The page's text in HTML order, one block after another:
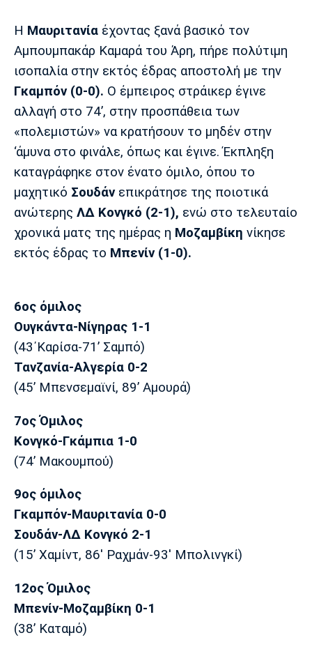
Λίβερπουλ
Μάντσεστερ
Σίτι
Γιουβέντους
Ίντερ Μίλαν Μπάγερν
Μπορούσια
Ντόρτμουντ
Παρί Σεν
Ζερμέν
Μαρσέιγ
Πόρτο
Η Μαυριτανία έχοντας ξανά βασικό τον
Αμπουμπακάρ Καμαρά του Άρη, πήρε πολύτιμη
ισοπαλία στην εκτός έδρας αποστολή με την
Γκαμπόν (0-0). Ο έμπειρος στράικερ έγινε
αλλαγή στο 74’, στην προσπάθεια των
«πολεμιστών» να κρατήσουν το μηδέν στην
‘άμυνα στο φινάλε, όπως και έγινε. Έκπληξη
καταγράφηκε στον ένατο όμιλο, όπου το
μαχητικό Σουδάνεπικράτησε της ποιοτικά
ανώτερης ΛΔ Κονγκό (2-1), ενώ στο τελευταίο
χρονικά ματς της ημέρας η Μοζαμβίκη νίκησε
εκτός έδρας το Μπενίν (1-0).
6ος όμιλος
Ουγκάντα-Νίγηρας 1-1
(43΄Καρίσα-71’ Σαμπό)
Τανζανία-Αλγερία 0-2
(45’ Μπενσεμαϊνί, 89’ Αμουρά)
7ος Όμιλος
Κονγκό-Γκάμπια 1-0
(74’ Μακουμπού)
9ος όμιλος
Γκαμπόν-Μαυριτανία 0-0
Σουδάν-ΛΔ Κονγκό 2-1
(15’ Χαμίντ, 86' Ραχμάν-93' Μπολινγκί)
12ος Όμιλος
Μπενίν-Μοζαμβίκη 0-1
(38’ Καταμό)